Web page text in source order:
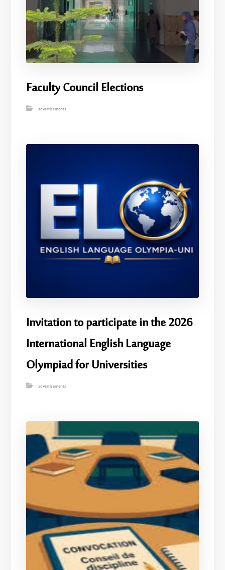
Faculty Council Elections
advertisements
Invitation to participate in the 2026
International English Language
Olympiad for Universities
advertisements